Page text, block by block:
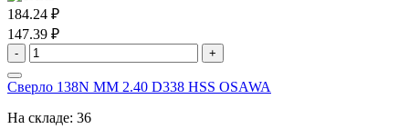
184.24 ₽
147.39 ₽
- +
Сверло 138N MM 2.40 D338 HSS OSAWA
На складе: 36